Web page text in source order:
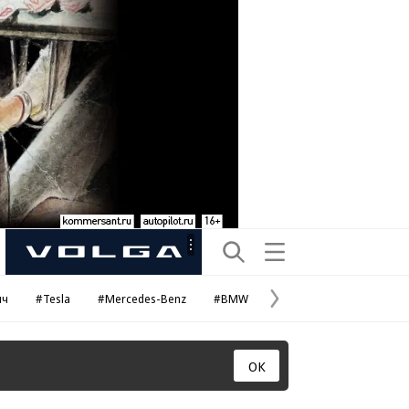
Рекламная
маркировка
#Tesla #Mercedes-Benz #BMW
Следующая
страница
ОК